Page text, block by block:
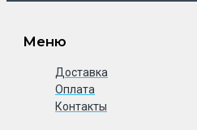
Меню
Доставка
Оплата
Контакты